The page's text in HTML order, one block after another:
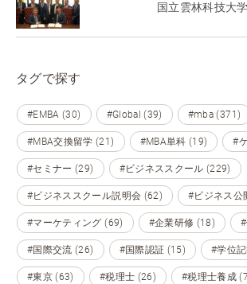
国立雲林科技大
タグで探す
#EMBA (30) #Global (39) #mba (371)
#MBA交換留学 (21) #MBA単科 (19) #
#セミナー (29) #ビジネススクール (229)
#ビジネススクール説明会 (62) #ビジネス公
#マーケティング (69) #企業研修 (18)
#国際交流 (26) #国際認証 (15) #学位
#東京 (63) #税理士 (26) #税理士養成